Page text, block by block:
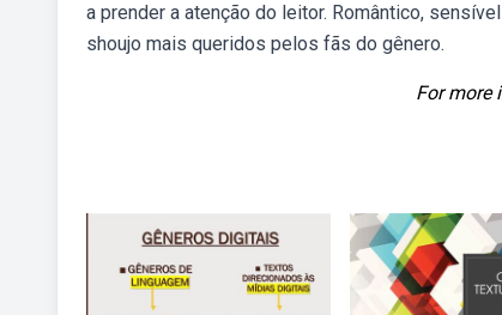
a prender a atenção do leitor. Romântico,
shoujo mais queridos pelos fãs do gênero.
For more